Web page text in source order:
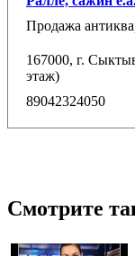
Продажа
167000, г.
этаж)
89042324050
Смотрите